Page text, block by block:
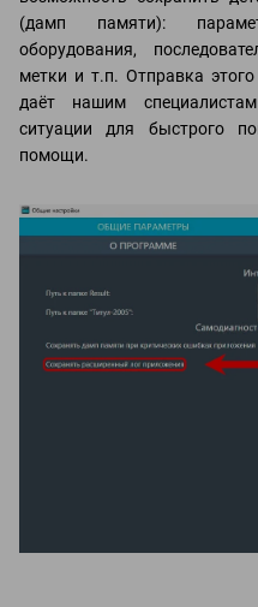
(дамп памяти):
оборудования,
метки и т.п. Отправка
даёт нашим
ситуации для быстрого
помощи.